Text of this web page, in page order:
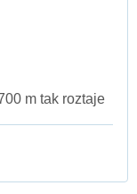
m tak roztaje